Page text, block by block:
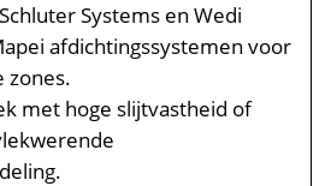
Systems en Wedi
afdichtingssystemen voor
zones.​
met hoge slijtvastheid of